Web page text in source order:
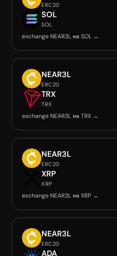
ERC20
SOL
SOL
exchange NEAR3L на SOL →
NEAR3L
ERC20
TRX
TRX
exchange NEAR3L на TRX →
NEAR3L
ERC20
XRP
XRP
exchange NEAR3L на XRP →
NEAR3L
ERC20
ADA